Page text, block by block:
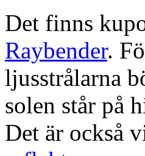
Det finns
Raybender.
ljusstrålarna
solen står på
Det är också